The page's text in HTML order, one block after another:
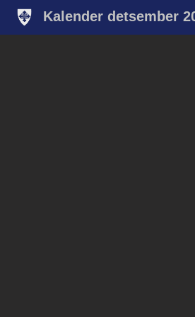
Kalender detsember